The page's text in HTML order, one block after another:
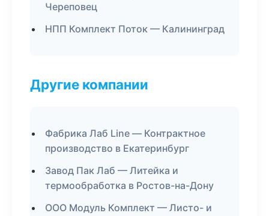
Череповец
НПП Комплект Поток — Калининград
Другие компании
Фабрика Лаб Line — Контрактное
производство в Екатеринбург
Завод Пак Лаб — Литейка и
термообработка в Ростов-на-Дону
ООО Модуль Комплект — Листо- и